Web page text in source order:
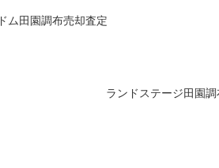
ドム田園調布売却査定
ランドステージ田園